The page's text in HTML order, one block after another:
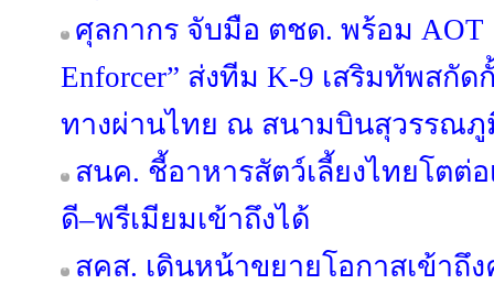
ศุลกากร จับมือ ตชด. พร้อม AOT
Enforcer” ส่งทีม K-9 เสริมทัพสกั
ทางผ่านไทย ณ สนามบินสุวรรณภู
สนค. ชี้อาหารสัตว์เลี้ยงไทยโตต่
ดี–พรีเมียมเข้าถึงได้
สคส. เดินหน้าขยายโอกาสเข้าถึง